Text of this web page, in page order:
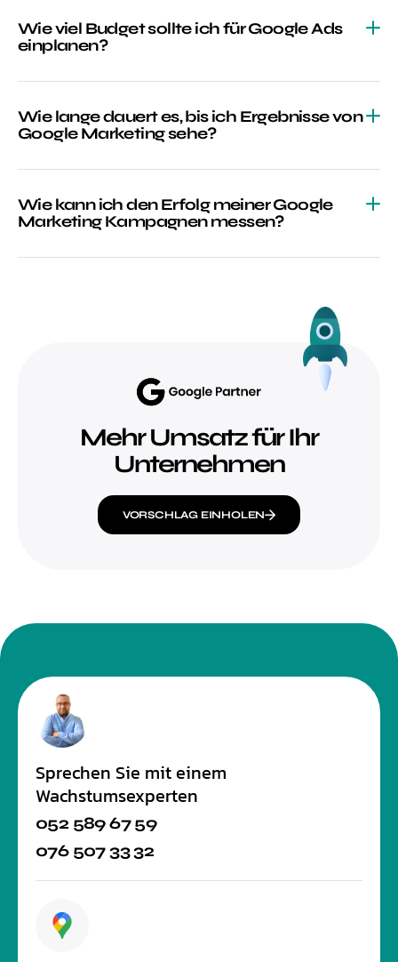
Wie viel Budget sollte ich für Google Ads
einplanen?
Wie lange dauert es, bis ich Ergebnisse von
Google Marketing sehe?
Wie kann ich den Erfolg meiner Google
Marketing Kampagnen messen?
Mehr Umsatz für Ihr
Unternehmen
VORSCHLAG EINHOLEN
Sprechen Sie mit einem
Wachstumsexperten
052 589 67 59
076 507 33 32